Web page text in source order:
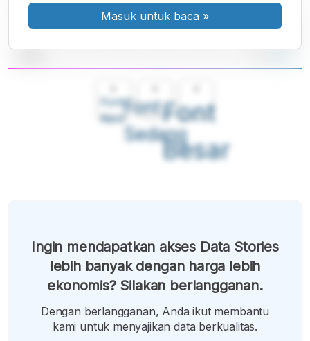
Font
Kecil
Font
Sedang
Font
Besar
Masuk untuk baca »
Ingin mendapatkan akses Data Stories
lebih banyak dengan harga lebih
ekonomis? Silakan berlangganan.
Dengan berlangganan, Anda ikut membantu
kami untuk menyajikan data berkualitas.